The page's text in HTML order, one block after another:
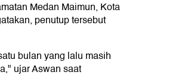
Medan Maimun, Kota
penutup tersebut
bulan yang lalu masih
ujar Aswan saat